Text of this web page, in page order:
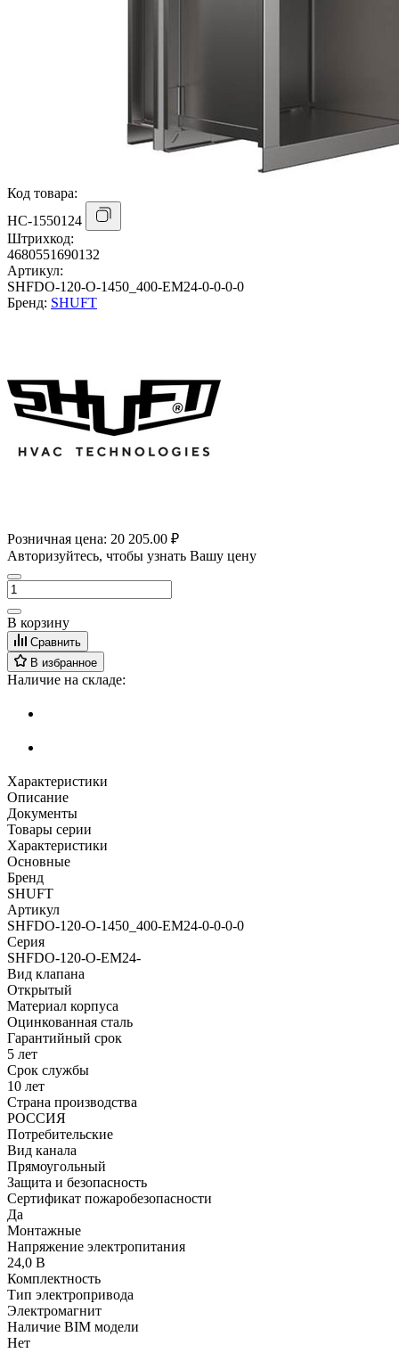
Код товара:
НС-1550124
Штрихкод:
4680551690132
Артикул:
SHFDO-120-O-1450_400-EM24-0-0-0-0
Бренд: SHUFT
Розничная цена: 20 205.00 ₽
Авторизуйтесь, чтобы узнать Вашу цену
В корзину
Сравнить
В избранное
Наличие на складе:
Характеристики
Описание
Документы
Товары серии
Характеристики
Основные
Бренд
SHUFT
Артикул
SHFDO-120-O-1450_400-EM24-0-0-0-0
Серия
SHFDO-120-O-EM24-
Вид клапана
Открытый
Материал корпуса
Оцинкованная сталь
Гарантийный срок
5 лет
Срок службы
10 лет
Страна производства
РОССИЯ
Потребительские
Вид канала
Прямоугольный
Защита и безопасность
Сертификат пожаробезопасности
Да
Монтажные
Напряжение электропитания
24,0 В
Комплектность
Тип электропривода
Электромагнит
Наличие BIM модели
Нет